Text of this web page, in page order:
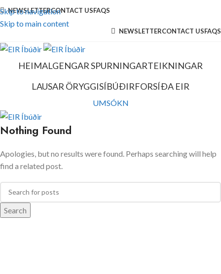
Skip to navigation
Skip to main content
NEWSLETTERCONTACT USFAQS
NEWSLETTERCONTACT USFAQS
HEIMALGENGAR SPURNINGARTEIKNINGAR
LAUSAR ÖRYGGISÍBÚÐIRFORSÍÐA EIR
UMSÓKN
Nothing Found
Apologies, but no results were found. Perhaps searching will help
find a related post.
Search